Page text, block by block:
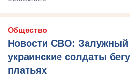
Общество
Новости СВО: Залужный
украинские солдаты
платьях